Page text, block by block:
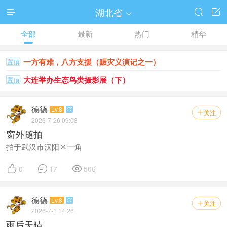
 湖北省  

全部 最新 热门 精华
置顶 一方有难，八方支援（赈灾义演记之一）
置顶 大连举办生态鸟类摄影展（下）
 关注
德德 Lv.8 
2026-7-26 09:08
窗外随拍
拍于武汉市汉阳区一角
 0  17  506
 关注
德德 Lv.8 
2026-7-1 14:26